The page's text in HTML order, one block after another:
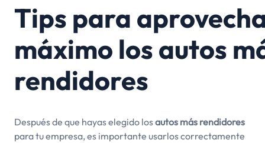
Tips para
máximo los autos
rendidores
Después de que hayas elegido losautos más rendidores
para tu empresa, es importante usarlos correctamente